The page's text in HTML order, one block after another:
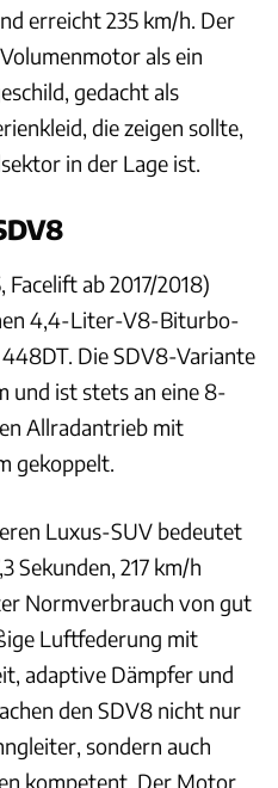
erreicht 235 km/h. Der
als ein
gedacht als
die zeigen sollte,
in der Lage ist.
ab 2017/2018)
4,4-Liter-V8-Biturbo-
Die SDV8-Variante
und ist stets an eine 8-
Allradantrieb mit
gekoppelt.
Luxus-SUV bedeutet
Sekunden, 217 km/h
Normverbrauch von gut
Luftfederung mit
adaptive Dämpfer und
den SDV8 nicht nur
sondern auch
kompetent. Der Motor